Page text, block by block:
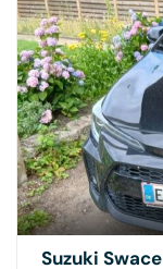
Suzuki Swace